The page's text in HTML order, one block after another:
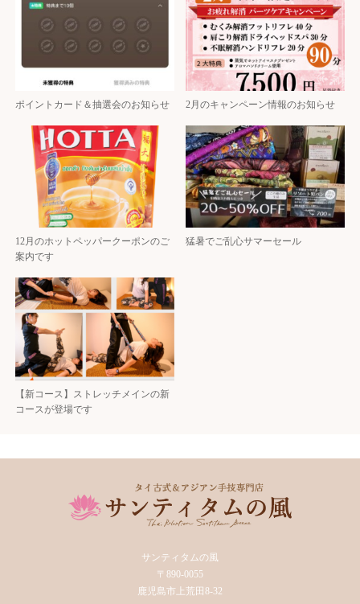
ポイントカード＆抽選会のお知らせ 2月のキャンペーン情報のお知らせ
12月のホットペッパークーポンのご
案内です
猛暑でご乱心サマーセール
【新コース】ストレッチメインの新
コースが登場です
サンティタムの風
〒890-0055
鹿児島市上荒田8-32